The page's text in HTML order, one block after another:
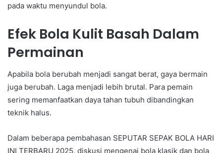
pada waktu menyundul bola.
Efek Bola Kulit Basah Dalam
Permainan
Apabila bola berubah menjadi sangat berat, gaya bermain
juga berubah. Laga menjadi lebih brutal. Para pemain
sering memanfaatkan daya tahan tubuh dibandingkan
teknik halus.
Dalam beberapa pembahasan SEPUTAR SEPAK BOLA HARI
INI TERBARU 2025, diskusi mengenai bola klasik dan bola